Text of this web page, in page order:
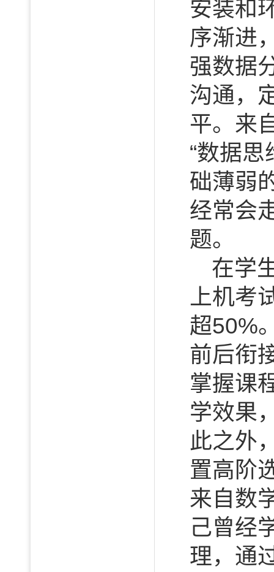
安装和
序渐进
强数据
沟通，
平。来
“数据
础薄弱
经常会
题。
在学
上机考
超50%
前后衔
掌握课
学效果
此之外
置高阶
来自数
己曾经
理，通